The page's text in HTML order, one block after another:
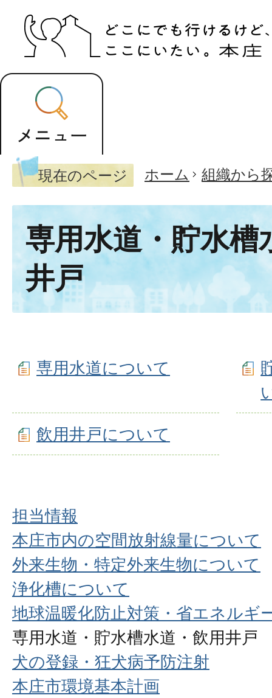
現在のページ ホーム 組織から
専用水道・貯水槽
井戸
専用水道について
飲用井戸について
担当情報
本庄市内の空間放射線量について
外来生物・特定外来生物について
浄化槽について
地球温暖化防止対策・省エネルギ
専用水道・貯水槽水道・飲用井戸
犬の登録・狂犬病予防注射
本庄市環境基本計画